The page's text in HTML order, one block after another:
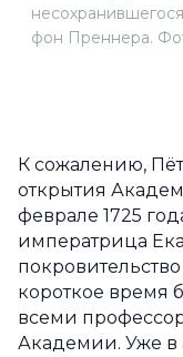
фон Преннера.
К сожалению,
открытия
феврале 1725
императрица
короткое время
всеми
Академии. Уже в